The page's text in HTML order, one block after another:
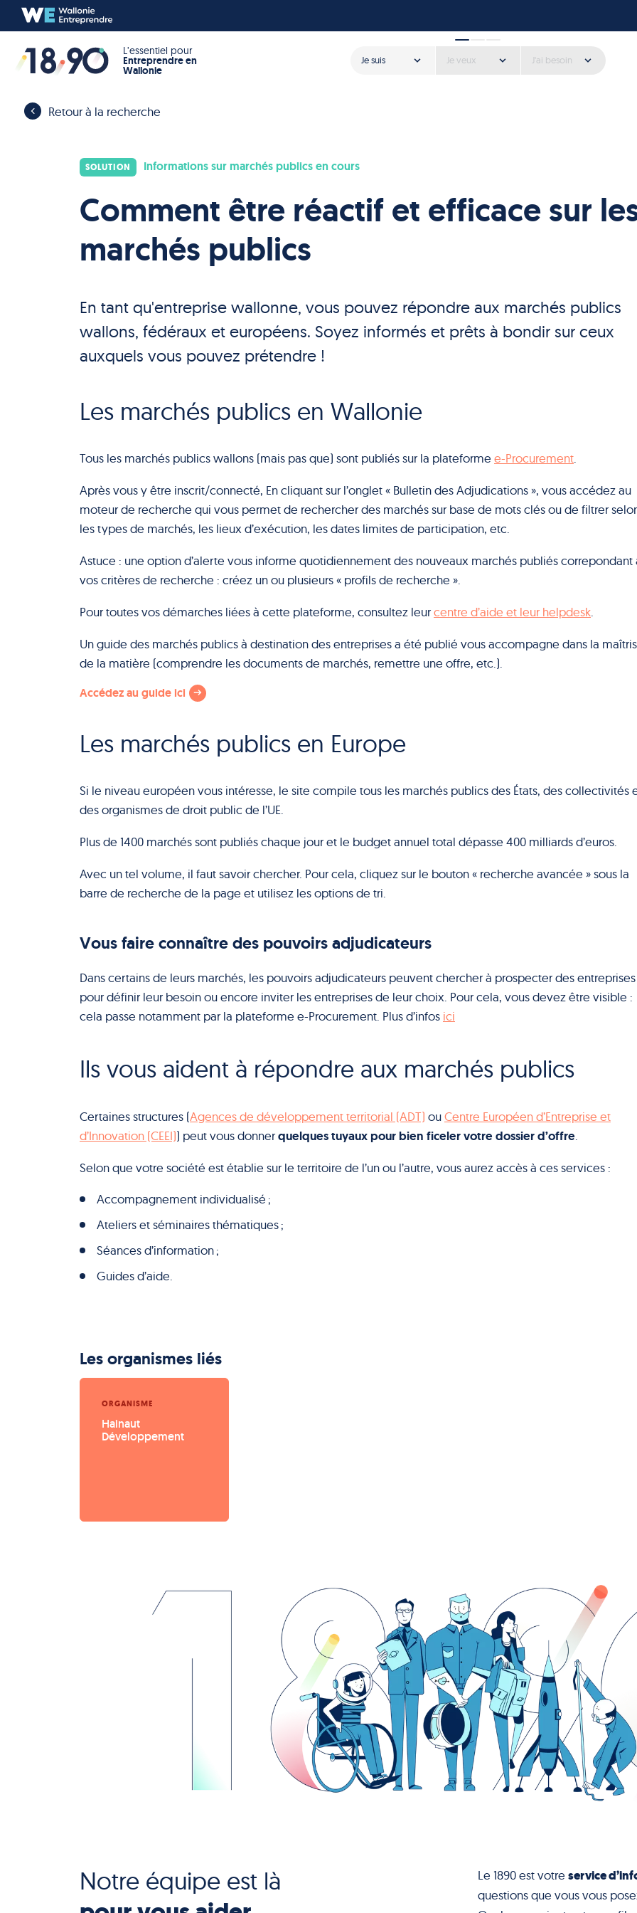
L’essentiel pour
Entreprendre en
Wallonie
Je suis Je veux J'ai besoin
Retour à la recherche
SOLUTION Informations sur marchés publics en cours
Comment être réactif et efficace sur
marchés publics
En tant qu'entreprise wallonne, vous pouvez répondre aux marchés publics
wallons, fédéraux et européens. Soyez informés et prêts à bondir sur ceux
auxquels vous pouvez prétendre !
Les marchés publics en Wallonie
Tous les marchés publics wallons (mais pas que) sont publiés sur la plateforme e-Procurement
Après vous y être inscrit/connecté, En cliquant sur l’onglet « Bulletin des Adjudications », vous accédez au
moteur de recherche qui vous permet de rechercher des marchés sur base de mots clés ou de filtrer
les types de marchés, les lieux d’exécution, les dates limites de participation, etc.
Astuce : une option d’alerte vous informe quotidiennement des nouveaux marchés publiés correpondant
vos critères de recherche : créez un ou plusieurs « profils de recherche ».
Pour toutes vos démarches liées à cette plateforme, consultez leurcentre d’aide et leur helpdesk.
Un guide des marchés publics à destination des entreprises a été publié vous accompagne dans la
de la matière (comprendre les documents de marchés, remettre une offre, etc.).
Accédez au guide ici
Les marchés publics en Europe
Si le niveau européen vous intéresse, le site compile tous les marchés publics des États, des collectivités
des organismes de droit public de l’UE.
Plus de 1400 marchés sont publiés chaque jour et le budget annuel total dépasse 400 milliards d’euros.
Avec un tel volume, il faut savoir chercher. Pour cela, cliquez sur le bouton « recherche avancée » sous la
barre de recherche de la page et utilisez les options de tri.
Vous faire connaître des pouvoirs adjudicateurs
Dans certains de leurs marchés, les pouvoirs adjudicateurs peuvent chercher à prospecter des entreprises
pour définir leur besoin ou encore inviter les entreprises de leur choix. Pour cela, vous devez être visible :
cela passe notamment par la plateforme e-Procurement. Plus d’infos ici
Ils vous aident à répondre aux marchés publics
Certaines structures (Agences de développement territorial (ADT) ouCentre Européen d’Entreprise et
d’Innovation (CEEI)) peut vous donnerquelques tuyaux pour bien ficeler votre dossier d’offre
Selon que votre société est établie sur le territoire de l’un ou l’autre, vous aurez accès à ces services :
Accompagnement individualisé ;
Ateliers et séminaires thématiques ;
Séances d’information ;
Guides d’aide.
Les organismes liés
ORGANISME
Hainaut
Développement
Notre équipe est là Le 1890 est votre service
questions que vous vous